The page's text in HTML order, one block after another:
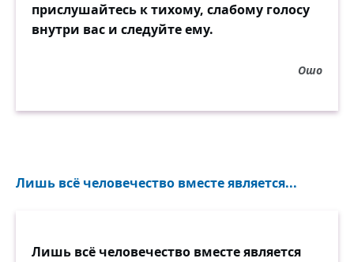
прислушайтесь к тихому, слабому голосу
внутри вас и следуйте ему.
Ошо
Лишь всё человечество вместе является...
Лишь всё человечество вместе является